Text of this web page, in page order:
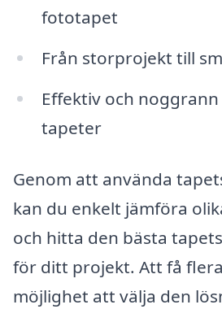
fototapet
Från storprojekt till
Effektiv och
tapeter
Genom att använda
kan du enkelt jämföra
och hitta den bästa
för ditt projekt. Att få
möjlighet att välja den